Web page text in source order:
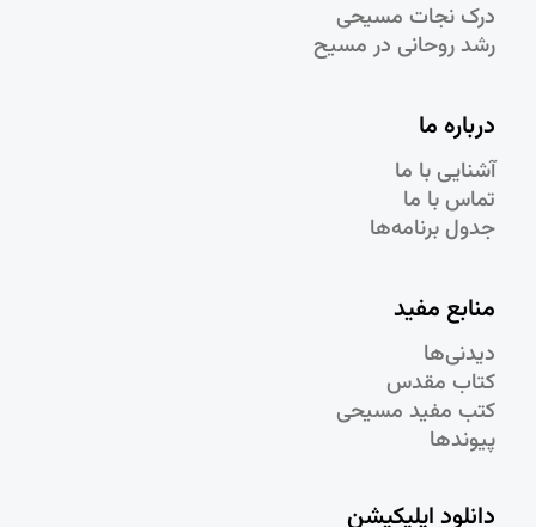
درک نجات مسيحی
رشد روحانی در مسيح
درباره ما
آشنایی با ما
تماس با ما
جدول برنامه‌ها
منابع مفید
دیدنی‌ها
کتاب مقدس
کتب مفید مسیحی
پیوندها
دانلود اپلیکیشن